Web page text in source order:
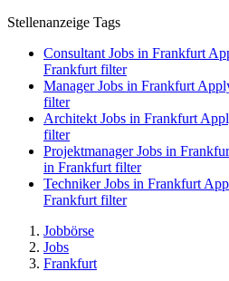
Stellenanzeige Tags
Consultant Jobs in Frankfurt
Frankfurt filter
Manager Jobs in Frankfurt
filter
Architekt Jobs in Frankfurt
filter
Projektmanager Jobs in
in Frankfurt filter
Techniker Jobs in Frankfurt
Frankfurt filter
Jobbörse
Jobs
Frankfurt